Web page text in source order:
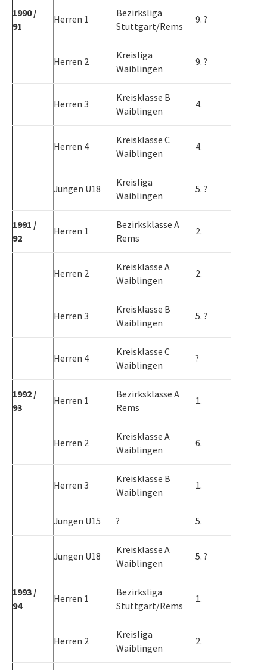
1990 /
91
Herren 1
Bezirksliga
Stuttgart/Rems
9. ?
Herren 2
Kreisliga
Waiblingen
9. ?
Herren 3
Kreisklasse B
Waiblingen
4.
Herren 4
Kreisklasse C
Waiblingen
4.
Jungen U18
Kreisliga
Waiblingen
5. ?
1991 /
92
Herren 1
Bezirksklasse A
Rems
2.
Herren 2
Kreisklasse A
Waiblingen
2.
Herren 3
Kreisklasse B
Waiblingen
5. ?
Herren 4
Kreisklasse C
Waiblingen
?
1992 /
93
Herren 1
Bezirksklasse A
Rems
1.
Herren 2
Kreisklasse A
Waiblingen
6.
Herren 3
Kreisklasse B
Waiblingen
1.
Jungen U15 ? 5.
Jungen U18
Kreisklasse A
Waiblingen
5. ?
1993 /
94
Herren 1
Bezirksliga
Stuttgart/Rems
1.
Herren 2
Kreisliga
Waiblingen
2.